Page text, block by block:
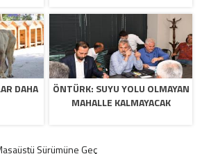
DAHA
ÖNTÜRK: SUYU YOLU OLMAYAN
MAHALLE KALMAYACAK
Sürümüne Geç